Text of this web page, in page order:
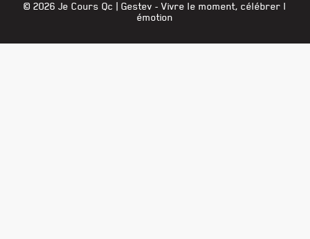
© 2026 Je Cours Qc | Gestev - Vivre le moment, célébrer l
émotion